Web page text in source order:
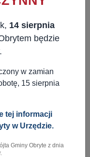
14 sierpnia
będzie
w zamian
15 sierpnia
tej informacji
w Urzędzie.
Gminy Obryte z dnia